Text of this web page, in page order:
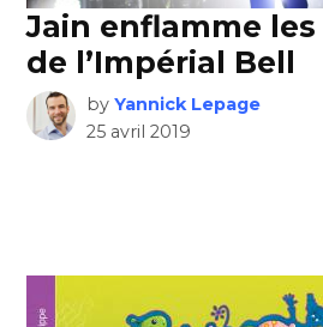
Jain enflamme
de l’Impérial Bell
by Yannick Lepage
25 avril 2019